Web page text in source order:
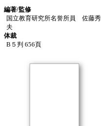
編著/監修
国立教育研究所名誉所員 佐藤秀
夫
体裁
B５判 656頁